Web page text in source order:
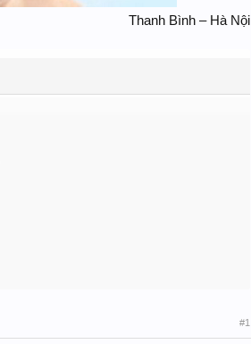
Thanh Bình – Hà Nội​
#1